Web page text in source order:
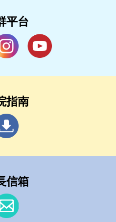
平台
指南
信箱